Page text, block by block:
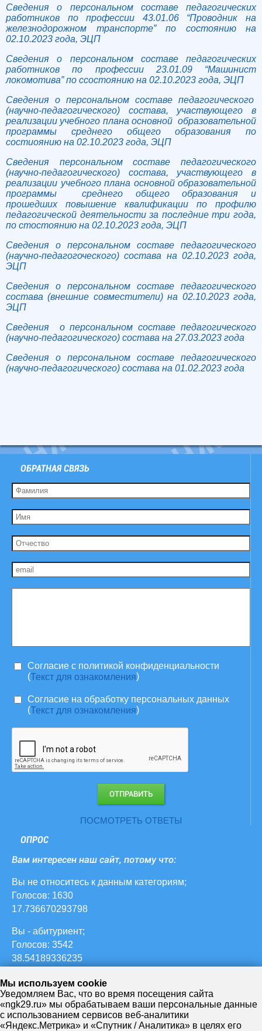
Сведения о персональном составе педагогических
работников по профессии 43.01.06 “Проводник на
железнодорожном транспорте” по состоянию на
02.10.2023 года, ЭЦП
Сведения о персональном составе педагогических
работников по профессии 23.01.09 “Машинист
локомотива” по ссостоянию на 02.10.2023 года, ЭЦП
Сведения о персональном составе педагогического
(научно-педагогического) состава, участвующего в
реализации учебного плана основной образовательной
программы среднего общего образования по
состиоянию на 02.10.2023 года, ЭЦП
Сведения персональном составе педагогического
(научно-педагогического) состава, участвующего в
реализации учебного плана основной образовательной
программы среднего общего образования и
прошедших повышение квалификации по профилю
педагогической деятельности за последние три года,
по стостоянию на 02.10.2023 года, ЭЦП
Сведения о персональном составе педагогического
(научно-педагогоческого) состава на 02.10.2023 года,
ЭЦП
Сведения о персональном составе педагогического
состава (внешние совместители) на 02.10.2023 года,
ЭЦП
Сведения о персональном составе педагогического
(научно-педагогического) состава на 27.03.2023 года
Сведения о персональном составе педагогического
(научно-педагогического) состава на 01.02.2023 года
ОБРАТНАЯ СВЯЗЬ
Согласие c политикой конфиденциальности
(Текст для ознакомления)
Согласие на обработку персональных данных
(Текст для ознакомления)
ПОСМОТРЕТЬ ОТВЕТЫ
ОПРОС
Вам интересен наш сайт, потому что:
Вы не относитесь к данным категориям;
Голосов: 1630
17.736670293798
Вы - абитуриент;
Голосов: 3542
38.54189336235
ваш ребенок учится в НЖК;
Голосов: 627
6.822633297062
Мы используем cookie
Уведомляем Вас, что во время посещения сайта
«ngk29.ru» мы обрабатываем ваши персональные данные
с использованием сервисов веб-аналитики
«Яндекс.Метрика» и «Спутник / Аналитика» в целях его